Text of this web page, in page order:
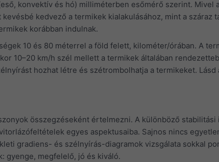
konvektív és hó) milliméterben esőmérő szerint. Mivel
kedvező a termikek kialakulásához, mint a száraz
korábban indulnak.
10 és 80 méterrel a föld felett, kilométer/órában. A
10–20 km/h szél mellett a termikek általában
hozhat létre és szétrombolhatja a termikeket.
összegzéseként értelmezni. A különböző
egyes aspektusaiba. Sajnos nincs
gradiens- és szélnyírás-diagramok vizsgálata sokkal
gyenge, megfelelő, jó és kiváló.